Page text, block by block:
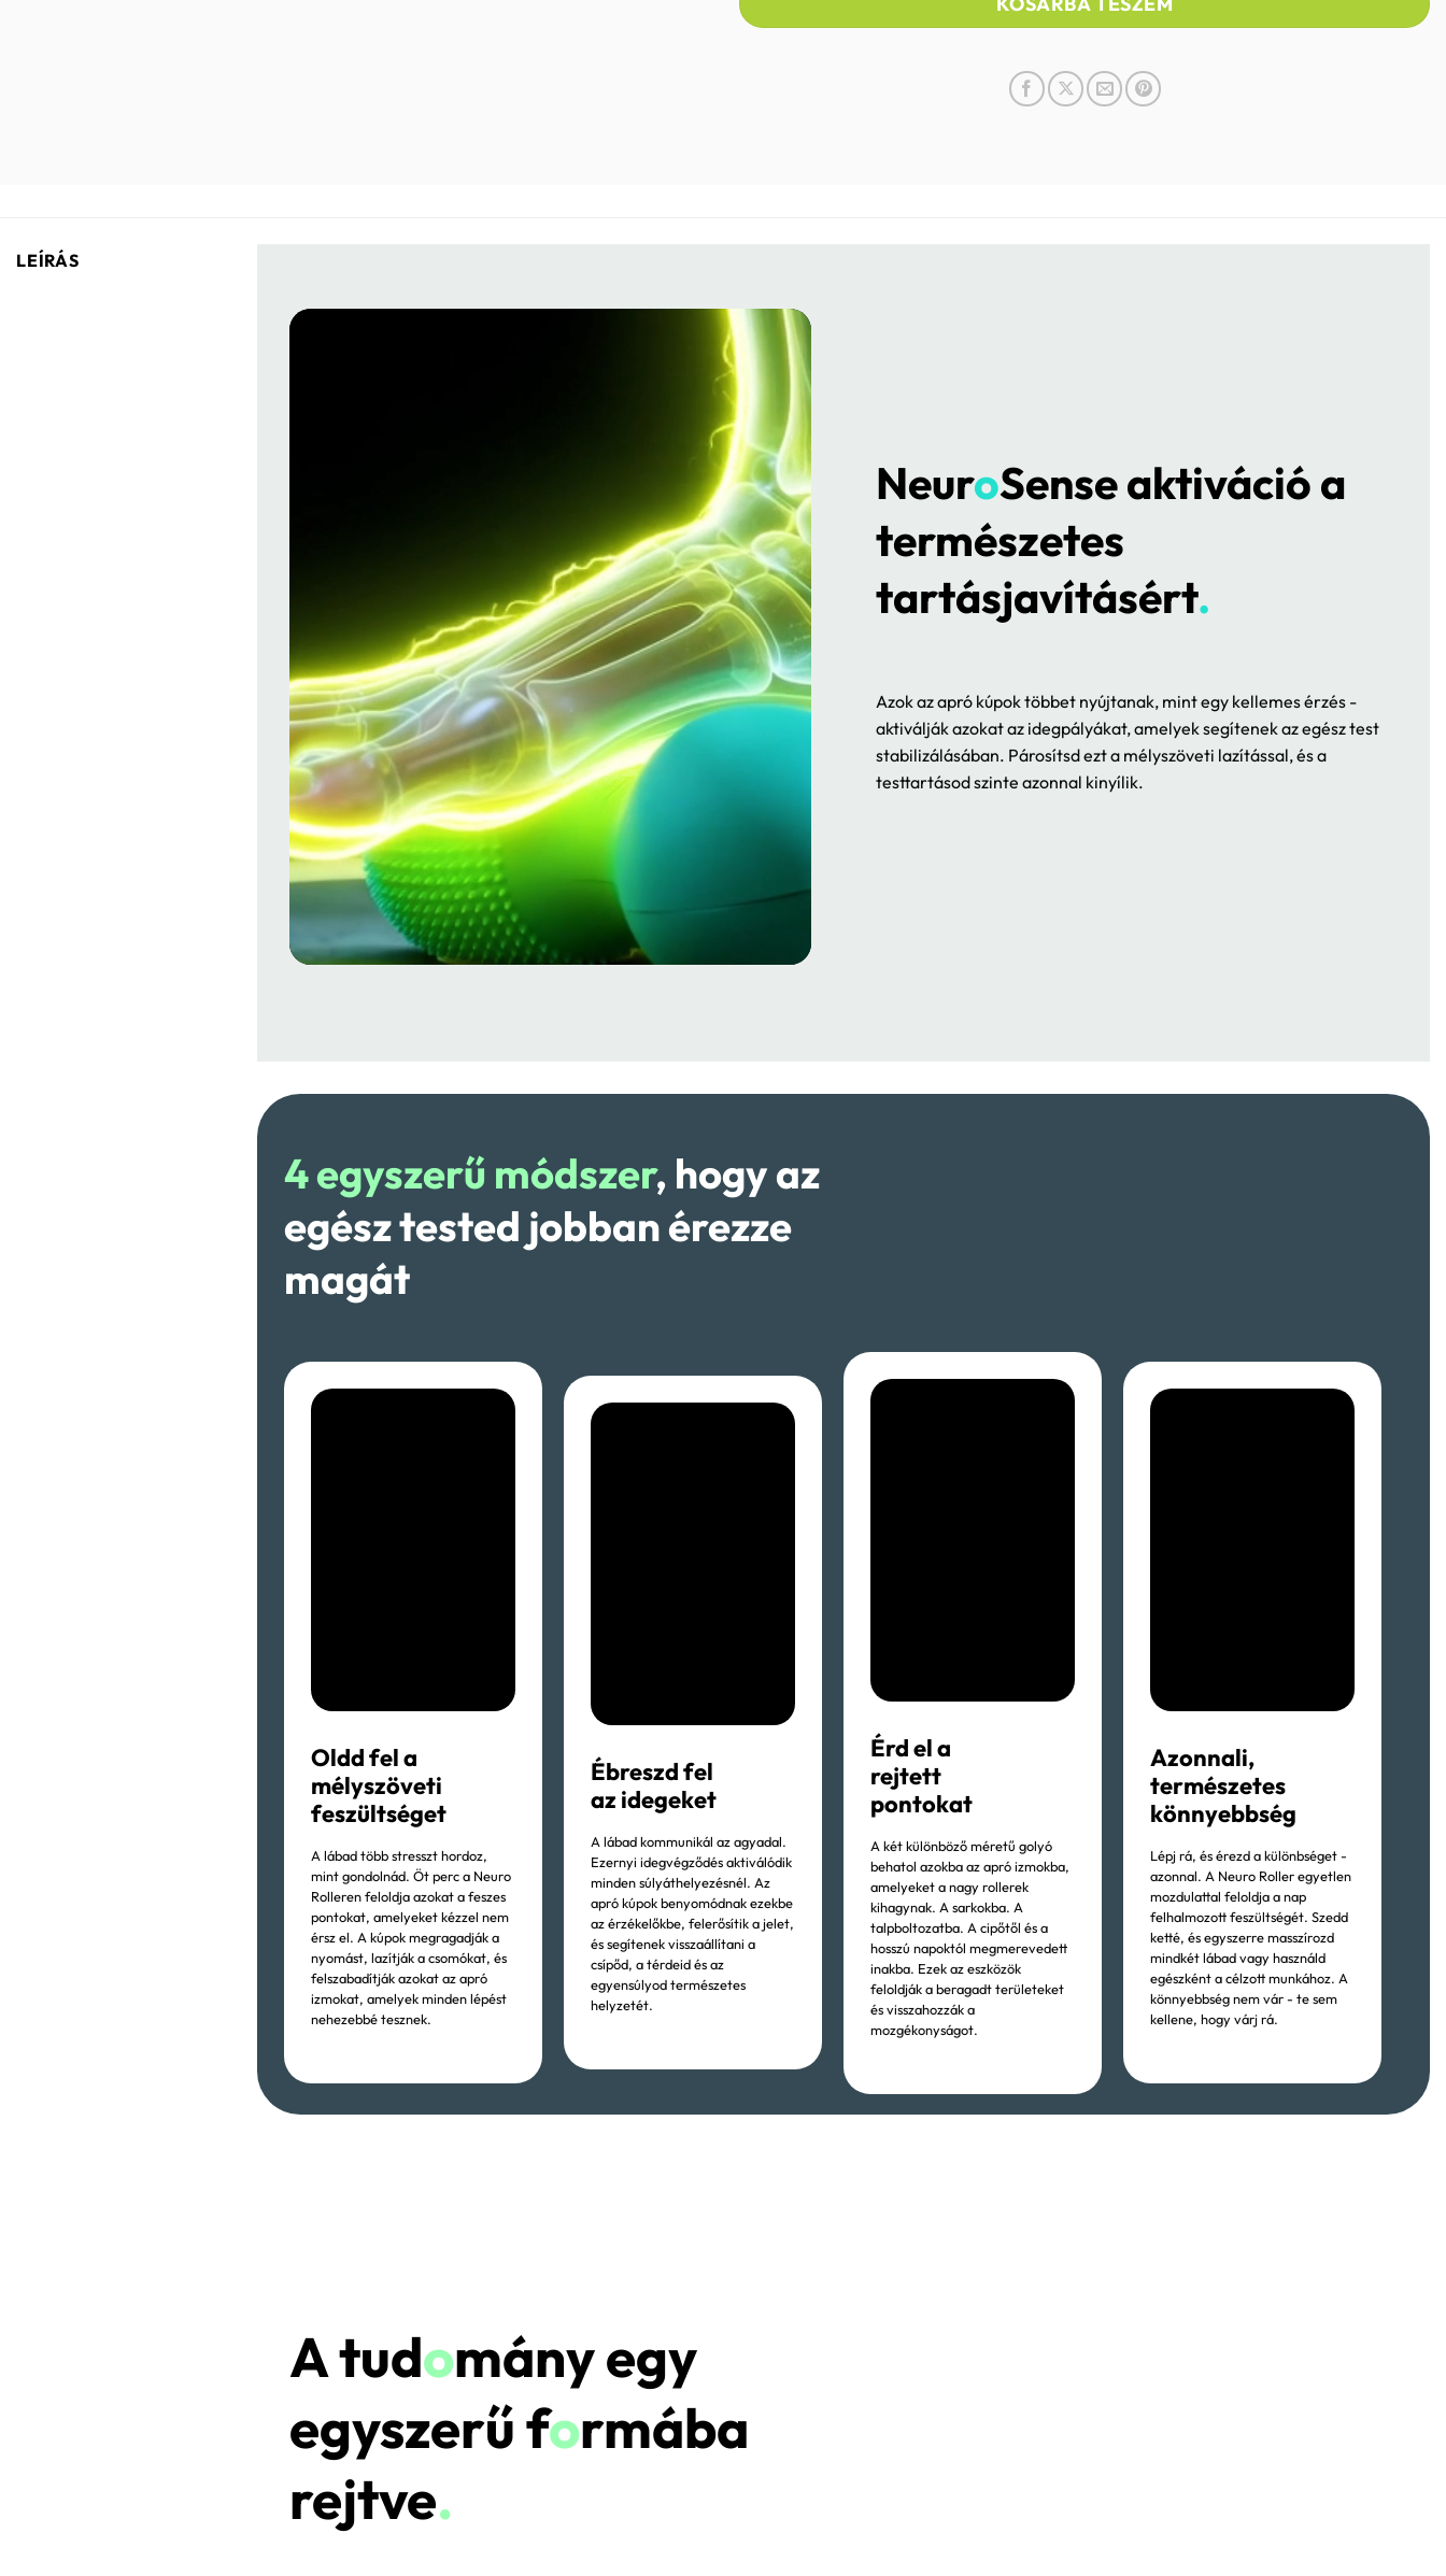
LEÍRÁS
NeuroSense aktiváció a
természetes
tartásjavításért.
Azok az apró kúpok többet nyújtanak, mint egy kellemes érzés -
aktiválják azokat az idegpályákat, amelyek segítenek az egész test
stabilizálásában. Párosítsd ezt a mélyszöveti lazítással, és a
testtartásod szinte azonnal kinyílik.
4 egyszerű módszer, hogy az
egész tested jobban érezze
magát
Oldd fel a
mélyszöveti
feszültséget
A lábad több stresszt hordoz,
mint gondolnád. Öt perc a Neuro
Rolleren feloldja azokat a feszes
pontokat, amelyeket kézzel nem
érsz el. A kúpok megragadják a
nyomást, lazítják a csomókat, és
felszabadítják azokat az apró
izmokat, amelyek minden lépést
nehezebbé tesznek.
Ébreszd fel
az idegeket
A lábad kommunikál az agyadal.
Ezernyi idegvégződés aktiválódik
minden súlyáthelyezésnél. Az
apró kúpok benyomódnak ezekbe
az érzékelőkbe, felerősítik a jelet,
és segítenek visszaállítani a
csípőd, a térdeid és az
egyensúlyod természetes
helyzetét.
Érd el a
rejtett
pontokat
A két különböző méretű golyó
behatol azokba az apró izmokba,
amelyeket a nagy rollerek
kihagynak. A sarkokba. A
talpboltozatba. A cipőtől és a
hosszú napoktól megmerevedett
inakba. Ezek az eszközök
feloldják a beragadt területeket
és visszahozzák a
mozgékonyságot.
Azonnali,
természetes
könnyebbség
Lépj rá, és érezd a különbséget -
azonnal. A Neuro Roller egyetlen
mozdulattal feloldja a nap
felhalmozott feszültségét. Szedd
ketté, és egyszerre masszírozd
mindkét lábad vagy használd
egészként a célzott munkához. A
könnyebbség nem vár - te sem
kellene, hogy várj rá.
A tudomány egy
egyszerű formába
rejtve.